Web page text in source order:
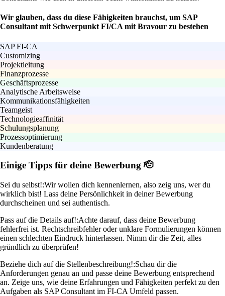
Wir glauben, dass du diese Fähigkeiten brauchst, um SAP
Consultant mit Schwerpunkt FI/CA mit Bravour zu bestehen
SAP FI-CA
Customizing
Projektleitung
Finanzprozesse
Geschäftsprozesse
Analytische Arbeitsweise
Kommunikationsfähigkeiten
Teamgeist
Technologieaffinität
Schulungsplanung
Prozessoptimierung
Kundenberatung
Einige Tipps für deine Bewerbung 🫡
Sei du selbst!:Wir wollen dich kennenlernen, also zeig uns, wer du
wirklich bist! Lass deine Persönlichkeit in deiner Bewerbung
durchscheinen und sei authentisch.
Pass auf die Details auf!:Achte darauf, dass deine Bewerbung
fehlerfrei ist. Rechtschreibfehler oder unklare Formulierungen können
einen schlechten Eindruck hinterlassen. Nimm dir die Zeit, alles
gründlich zu überprüfen!
Beziehe dich auf die Stellenbeschreibung!:Schau dir die
Anforderungen genau an und passe deine Bewerbung entsprechend
an. Zeige uns, wie deine Erfahrungen und Fähigkeiten perfekt zu den
Aufgaben als SAP Consultant im FI-CA Umfeld passen.